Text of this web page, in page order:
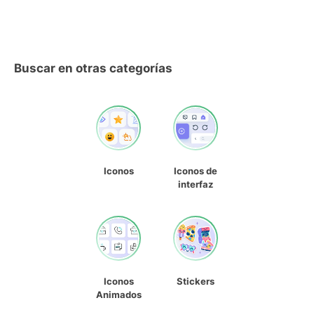
Buscar en otras categorías
Iconos
Iconos de
interfaz
Iconos
Animados
Stickers